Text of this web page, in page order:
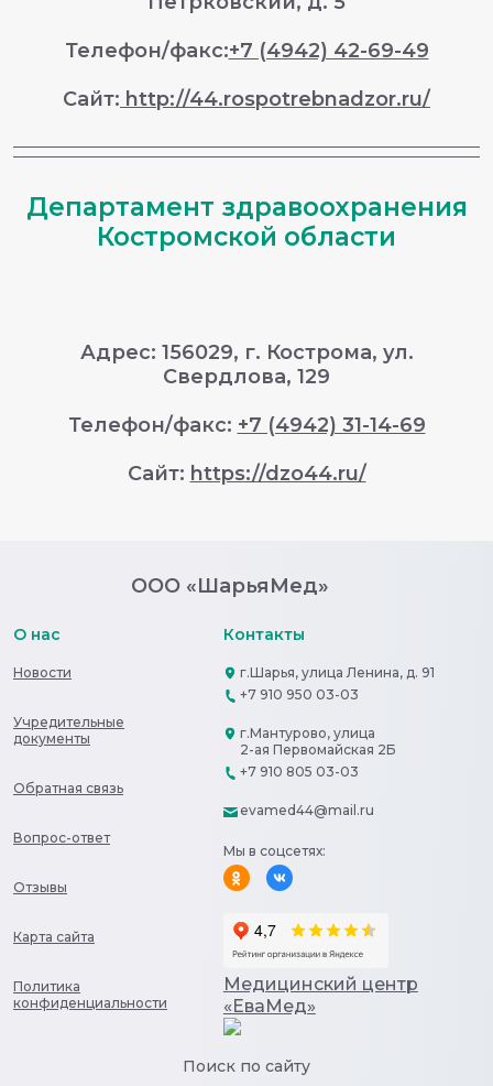
Телефон/факс:+7 (4942) 42-69-49
Сайт: http://44.rospotrebnadzor.ru/
Департамент здравоохранения
Костромской области
Адрес: 156029, г. Кострома, ул.
Свердлова, 129
Телефон/факс: +7 (4942) 31-14-69
Сайт: https://dzo44.ru/
ООО «ШарьяМед»
О нас
Новости
Учредительные
документы
Обратная связь
Вопрос-ответ
Отзывы
Карта сайта
Политика
конфиденциальности
Контакты
г.Шарья, улица Ленина, д. 91
+7 910 950 03-03
г.Мантурово, улица
2-ая Первомайская 2Б
+7 910 805 03-03
evamed44@mail.ru
Мы в соцсетях:
Медицинский центр
«ЕваМед»
Поиск по сайту